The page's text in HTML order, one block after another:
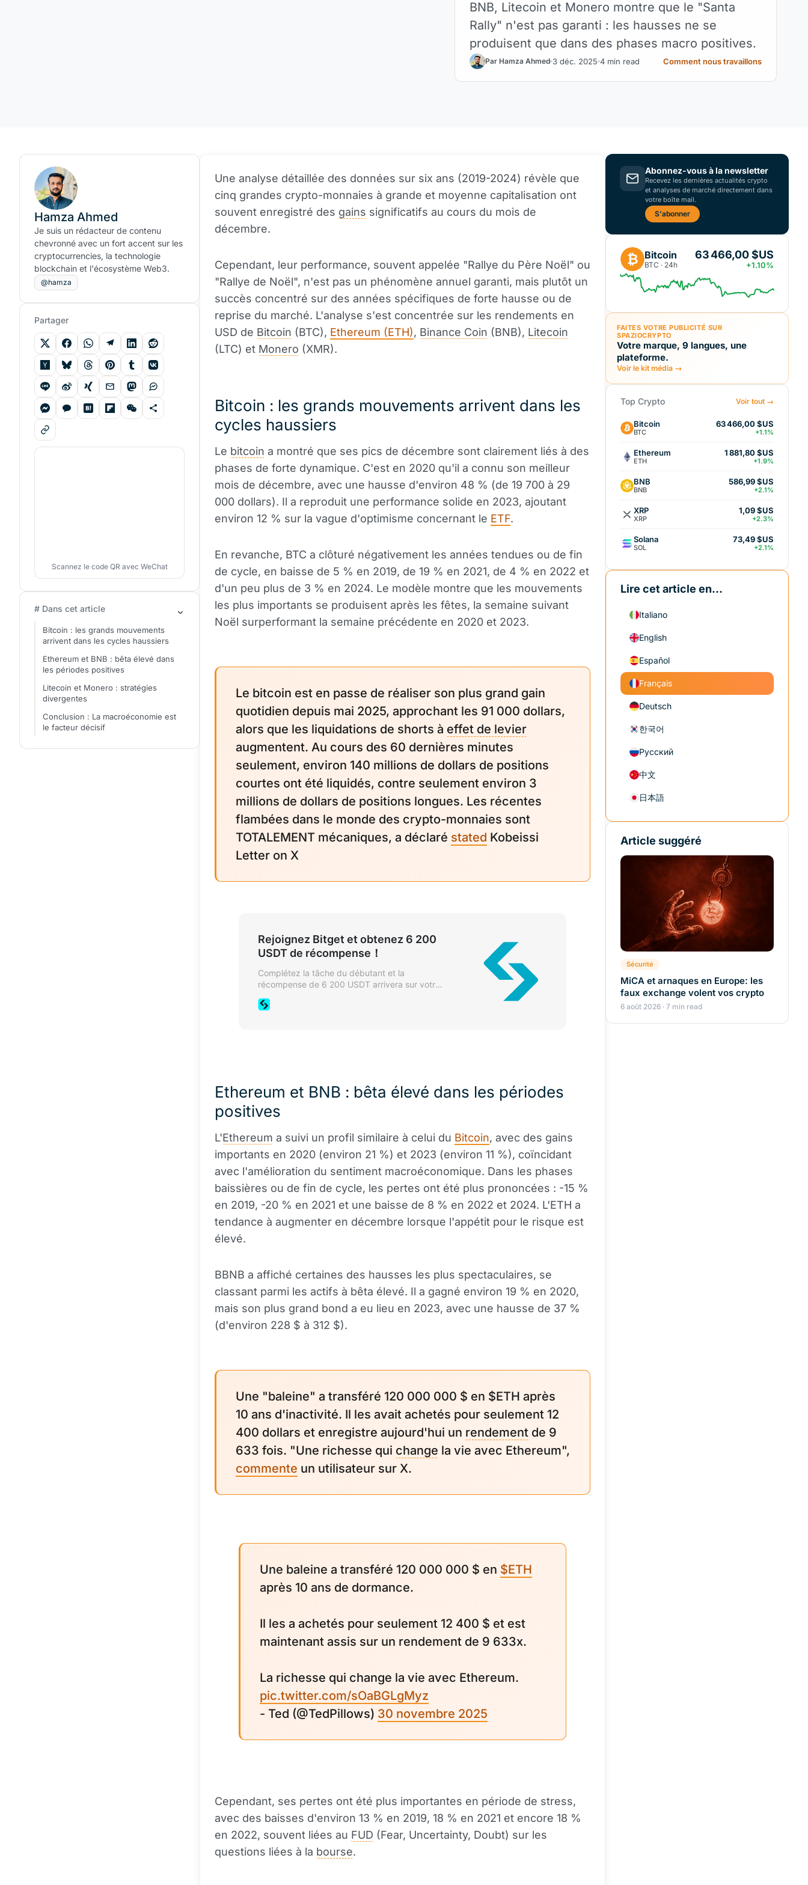
BNB, Litecoin et Monero montre que le "Santa
Rally" n'est pas garanti : les hausses ne se
produisent que dans des phases macro positives.
Par Hamza Ahmed 3 déc. 2025 4 min read Comment nous travaillons
Une analyse détaillée des données sur six ans (2019-2024) révèle que
cinq grandes crypto-monnaies à grande et moyenne capitalisation ont
souvent enregistré des gains significatifs au cours du mois de
décembre.
Cependant, leur performance, souvent appelée "Rallye du Père Noël" ou
"Rallye de Noël", n'est pas un phénomène annuel garanti, mais plutôt un
succès concentré sur des années spécifiques de forte hausse ou de
reprise du marché. L'analyse s'est concentrée sur les rendements en
USD de Bitcoin (BTC), Ethereum (ETH), Binance Coin (BNB), Litecoin
(LTC) et Monero (XMR).
Bitcoin : les grands mouvements arrivent dans les
cycles haussiers
Le bitcoin a montré que ses pics de décembre sont clairement liés à des
phases de forte dynamique. C'est en 2020 qu'il a connu son meilleur
mois de décembre, avec une hausse d'environ 48 % (de 19 700 à 29
000 dollars). Il a reproduit une performance solide en 2023, ajoutant
environ 12 % sur la vague d'optimisme concernant le ETF.
En revanche, BTC a clôturé négativement les années tendues ou de fin
de cycle, en baisse de 5 % en 2019, de 19 % en 2021, de 4 % en 2022 et
d'un peu plus de 3 % en 2024. Le modèle montre que les mouvements
les plus importants se produisent après les fêtes, la semaine suivant
Noël surperformant la semaine précédente en 2020 et 2023.
Le bitcoin est en passe de réaliser son plus grand gain
quotidien depuis mai 2025, approchant les 91 000 dollars,
alors que les liquidations de shorts à effet de levier
augmentent. Au cours des 60 dernières minutes
seulement, environ 140 millions de dollars de positions
courtes ont été liquidés, contre seulement environ 3
millions de dollars de positions longues. Les récentes
flambées dans le monde des crypto-monnaies sont
TOTALEMENT mécaniques, a déclaré stated Kobeissi
Letter on X
Rejoignez Bitget et obtenez 6 200
USDT de récompense！
Complétez la tâche du débutant et la
récompense de 6 200 USDT arrivera sur votre
échangez pour gagner plus de récompenses.
Ethereum et BNB : bêta élevé dans les périodes
positives
L'Ethereum a suivi un profil similaire à celui du Bitcoin, avec des gains
importants en 2020 (environ 21 %) et 2023 (environ 11 %), coïncidant
avec l'amélioration du sentiment macroéconomique. Dans les phases
baissières ou de fin de cycle, les pertes ont été plus prononcées : -15 %
en 2019, -20 % en 2021 et une baisse de 8 % en 2022 et 2024. L'ETH a
tendance à augmenter en décembre lorsque l'appétit pour le risque est
élevé.
BBNB a affiché certaines des hausses les plus spectaculaires, se
classant parmi les actifs à bêta élevé. Il a gagné environ 19 % en 2020,
mais son plus grand bond a eu lieu en 2023, avec une hausse de 37 %
(d'environ 228 $ à 312 $).
Une "baleine" a transféré 120 000 000 $ en $ETH après
10 ans d'inactivité. Il les avait achetés pour seulement 12
400 dollars et enregistre aujourd'hui un rendement de 9
633 fois. "Une richesse qui change la vie avec Ethereum",
commente un utilisateur sur X.
Une baleine a transféré 120 000 000 $ en $ETH
après 10 ans de dormance.
Il les a achetés pour seulement 12 400 $ et est
maintenant assis sur un rendement de 9 633x.
La richesse qui change la vie avec Ethereum.
pic.twitter.com/sOaBGLgMyz
- Ted (@TedPillows) 30 novembre 2025
Cependant, ses pertes ont été plus importantes en période de stress,
avec des baisses d'environ 13 % en 2019, 18 % en 2021 et encore 18 %
en 2022, souvent liées au FUD (Fear, Uncertainty, Doubt) sur les
questions liées à la bourse.
Hamza Ahmed
Je suis un rédacteur de contenu
chevronné avec un fort accent sur les
cryptocurrencies, la technologie
blockchain et l'écosystème Web3.
@hamza
Partager
Scannez le code QR avec WeChat
# Dans cet article
Bitcoin : les grands mouvements
arrivent dans les cycles haussiers
Ethereum et BNB : bêta élevé dans
les périodes positives
Litecoin et Monero : stratégies
divergentes
Conclusion : La macroéconomie est
le facteur décisif
Abonnez-vous à la newsletter
Recevez les dernières actualités crypto
et analyses de marché directement dans
votre boîte mail.
S'abonner
₿ Bitcoin
BTC · 24h
63 466,00 $US
+1.10%
FAITES VOTRE PUBLICITÉ SUR
SPAZIOCRYPTO
Votre marque, 9 langues, une
plateforme.
Voir le kit média →
Top Crypto Voir tout →
Bitcoin
BTC
63 466,00 $US
+1.1%
Ethereum
ETH
1 881,80 $US
+1.9%
BNB
BNB
586,99 $US
+2.1%
XRP
XRP
1,09 $US
+2.3%
Solana
SOL
73,49 $US
+2.1%
Lire cet article en...
Italiano
English
Español
Français
Deutsch
한국어
Русский
中文
日本語
Article suggéré
Sécurité
MiCA et arnaques en Europe: les
faux exchange volent vos crypto
6 août 2026 · 7 min read